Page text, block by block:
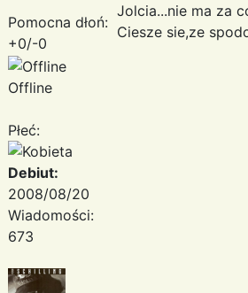
Pomocna dłoń:
+0/-0
Offline
Płeć:
Debiut:
2008/08/20
Wiadomości:
673
Jolcia...nie ma za
Ciesze sie,ze